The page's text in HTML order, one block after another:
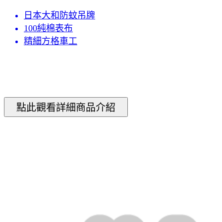
日本大和防蚊吊牌
100純棉表布
精細方格車工